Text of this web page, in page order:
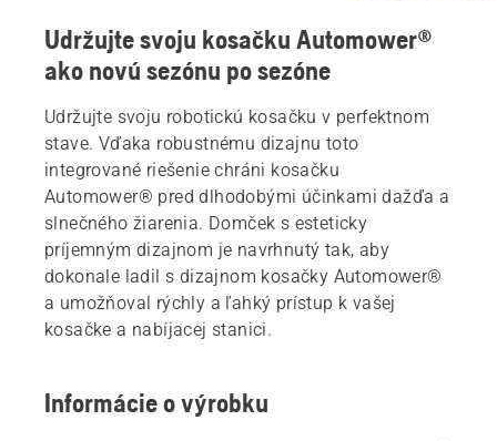
Udržujte svoju kosačku Automower®
ako novú sezónu po sezóne
Udržujte svoju robotickú kosačku v perfektnom
stave. Vďaka robustnému dizajnu toto
integrované riešenie chráni kosačku
Automower® pred dlhodobými účinkami dažďa a
slnečného žiarenia. Domček s esteticky
príjemným dizajnom je navrhnutý tak, aby
dokonale ladil s dizajnom kosačky Automower®
a umožňoval rýchly a ľahký prístup k vašej
kosačke a nabíjacej stanici.
Informácie o výrobku